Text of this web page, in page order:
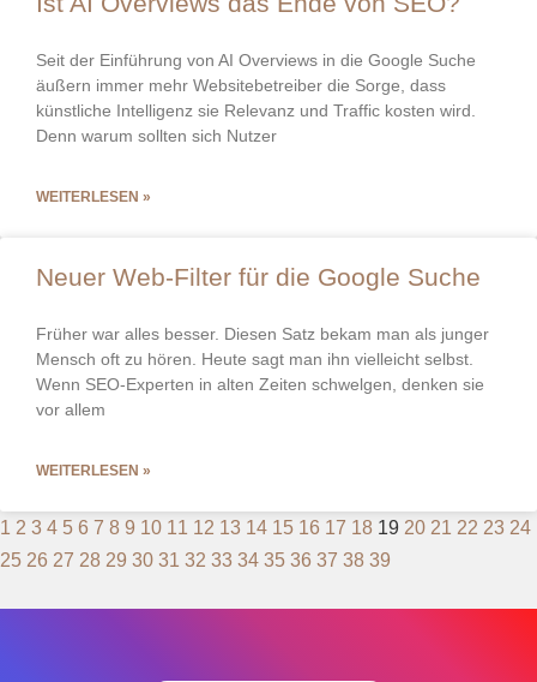
Seit der Einführung von AI Overviews in die Google Suche
äußern immer mehr Websitebetreiber die Sorge, dass
künstliche Intelligenz sie Relevanz und Traffic kosten wird.
Denn warum sollten sich Nutzer
WEITERLESEN »
Neuer Web-Filter für die Google Suche
Früher war alles besser. Diesen Satz bekam man als junger
Mensch oft zu hören. Heute sagt man ihn vielleicht selbst.
Wenn SEO-Experten in alten Zeiten schwelgen, denken sie
vor allem
WEITERLESEN »
1 2 3 4 5 6 7 8 9 10 11 12 13 14 15 16 17 18 19 20 21 22 23 24
25 26 27 28 29 30 31 32 33 34 35 36 37 38 39